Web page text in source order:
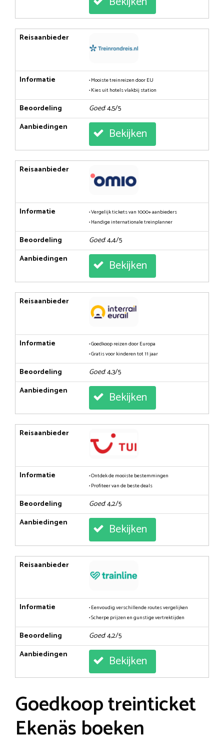
Reisaanbieder
Informatie
• Mooiste treinreizen door EU
• Kies uit hotels vlakbij station
Beoordeling Goed: 4,5/5
Aanbiedingen
Bekijken
Reisaanbieder
Informatie
• Vergelijk tickets van 1000+ aanbieders
• Handige internationale treinplanner
Beoordeling Goed: 4,4/5
Aanbiedingen
Bekijken
Reisaanbieder
Informatie
• Goedkoop reizen door Europa
• Gratis voor kinderen tot 11 jaar
Beoordeling Goed: 4,3/5
Aanbiedingen
Bekijken
Reisaanbieder
Informatie
• Ontdek de mooiste bestemmingen
• Profiteer van de beste deals
Beoordeling Goed: 4,2/5
Aanbiedingen
Bekijken
Reisaanbieder
Informatie
• Eenvoudig verschillende routes vergelijken
• Scherpe prijzen en gunstige vertrektijden
Beoordeling Goed: 4,2/5
Aanbiedingen
Bekijken
Goedkoop treinticket
Ekenäs boeken